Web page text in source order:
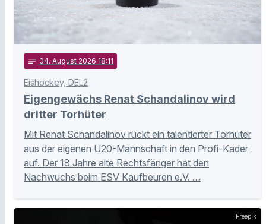
notes 04. August 2026 18:11
Eishockey, DEL2
Eigengewächs Renat Schandalinov wird
dritter Torhüter
Mit Renat Schandalinov rückt ein talentierter Torhüter
aus der eigenen U20-Mannschaft in den Profi-Kader
auf. Der 18 Jahre alte Rechtsfänger hat den
Nachwuchs beim ESV Kaufbeuren e.V. …
Freepik